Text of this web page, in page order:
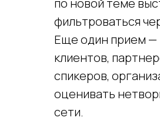
по новой теме
фильтроваться
Еще один прием —
клиентов,
спикеров,
оценивать
сети.